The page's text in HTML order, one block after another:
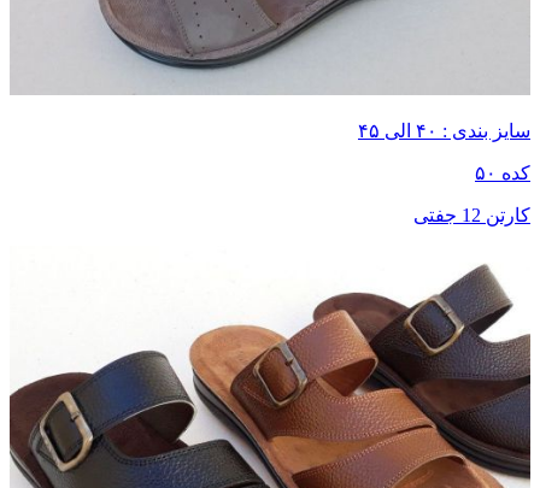
سایز بندی : ۴۰ الی ۴۵
کده ۵۰
کارتن 12 جفتی